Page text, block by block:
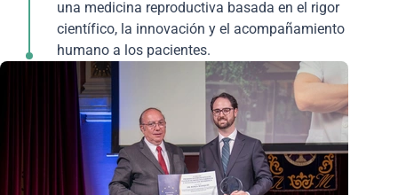
una medicina reproductiva basada en el rigor
científico, la innovación y el acompañamiento
humano a los pacientes.